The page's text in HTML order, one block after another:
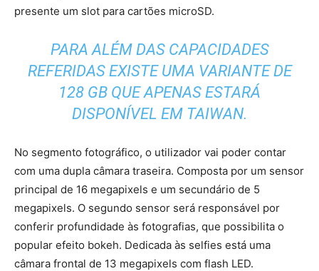
presente um slot para cartões microSD.
PARA ALÉM DAS CAPACIDADES
REFERIDAS EXISTE UMA VARIANTE DE
128 GB QUE APENAS ESTARÁ
DISPONÍVEL EM TAIWAN.
No segmento fotográfico, o utilizador vai poder contar
com uma dupla câmara traseira. Composta por um sensor
principal de 16 megapixels e um secundário de 5
megapixels. O segundo sensor será responsável por
conferir profundidade às fotografias, que possibilita o
popular efeito bokeh. Dedicada às selfies está uma
câmara frontal de 13 megapixels com flash LED.